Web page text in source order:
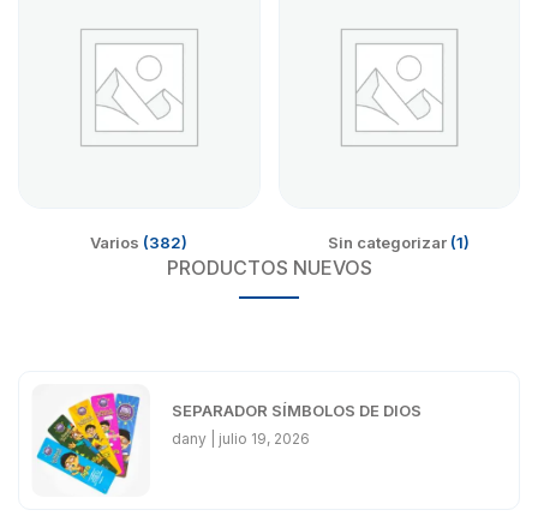
Varios (382) Sin categorizar (1)
PRODUCTOS NUEVOS
SEPARADOR SÍMBOLOS DE DIOS
dany julio 19, 2026